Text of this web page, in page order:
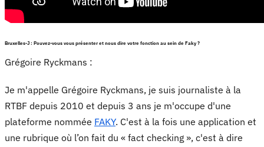
Bruxelles-J : Pouvez-vous vous présenter et nous dire votre fonction au sein de Faky ?
Grégoire Ryckmans :
Je m'appelle Grégoire Ryckmans, je suis journaliste à la
RTBF depuis 2010 et depuis 3 ans je m'occupe d'une
plateforme nommée FAKY. C'est à la fois une application et
une rubrique où l’on fait du « fact checking », c'est à dire